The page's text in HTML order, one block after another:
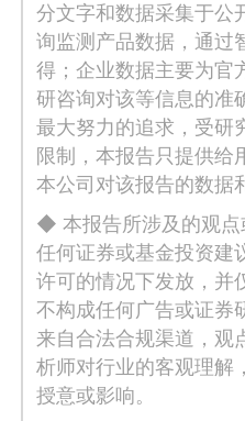
分文字和数据采集于公
询监测产品数据，通过
得；企业数据主要为官
研咨询对该等信息的准
最大努力的追求，受研
限制，本报告只提供给
本公司对该报告的数据
◆ 本报告所涉及的观点
任何证券或基金投资建
许可的情况下发放，并
不构成任何广告或证券
来自合法合规渠道，观
析师对行业的客观理解
授意或影响。